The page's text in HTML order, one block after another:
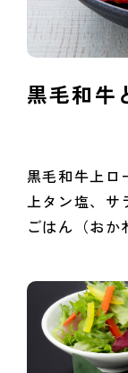
黒毛和牛
黒毛和牛上ロ
上タン塩、サ
ごはん（お